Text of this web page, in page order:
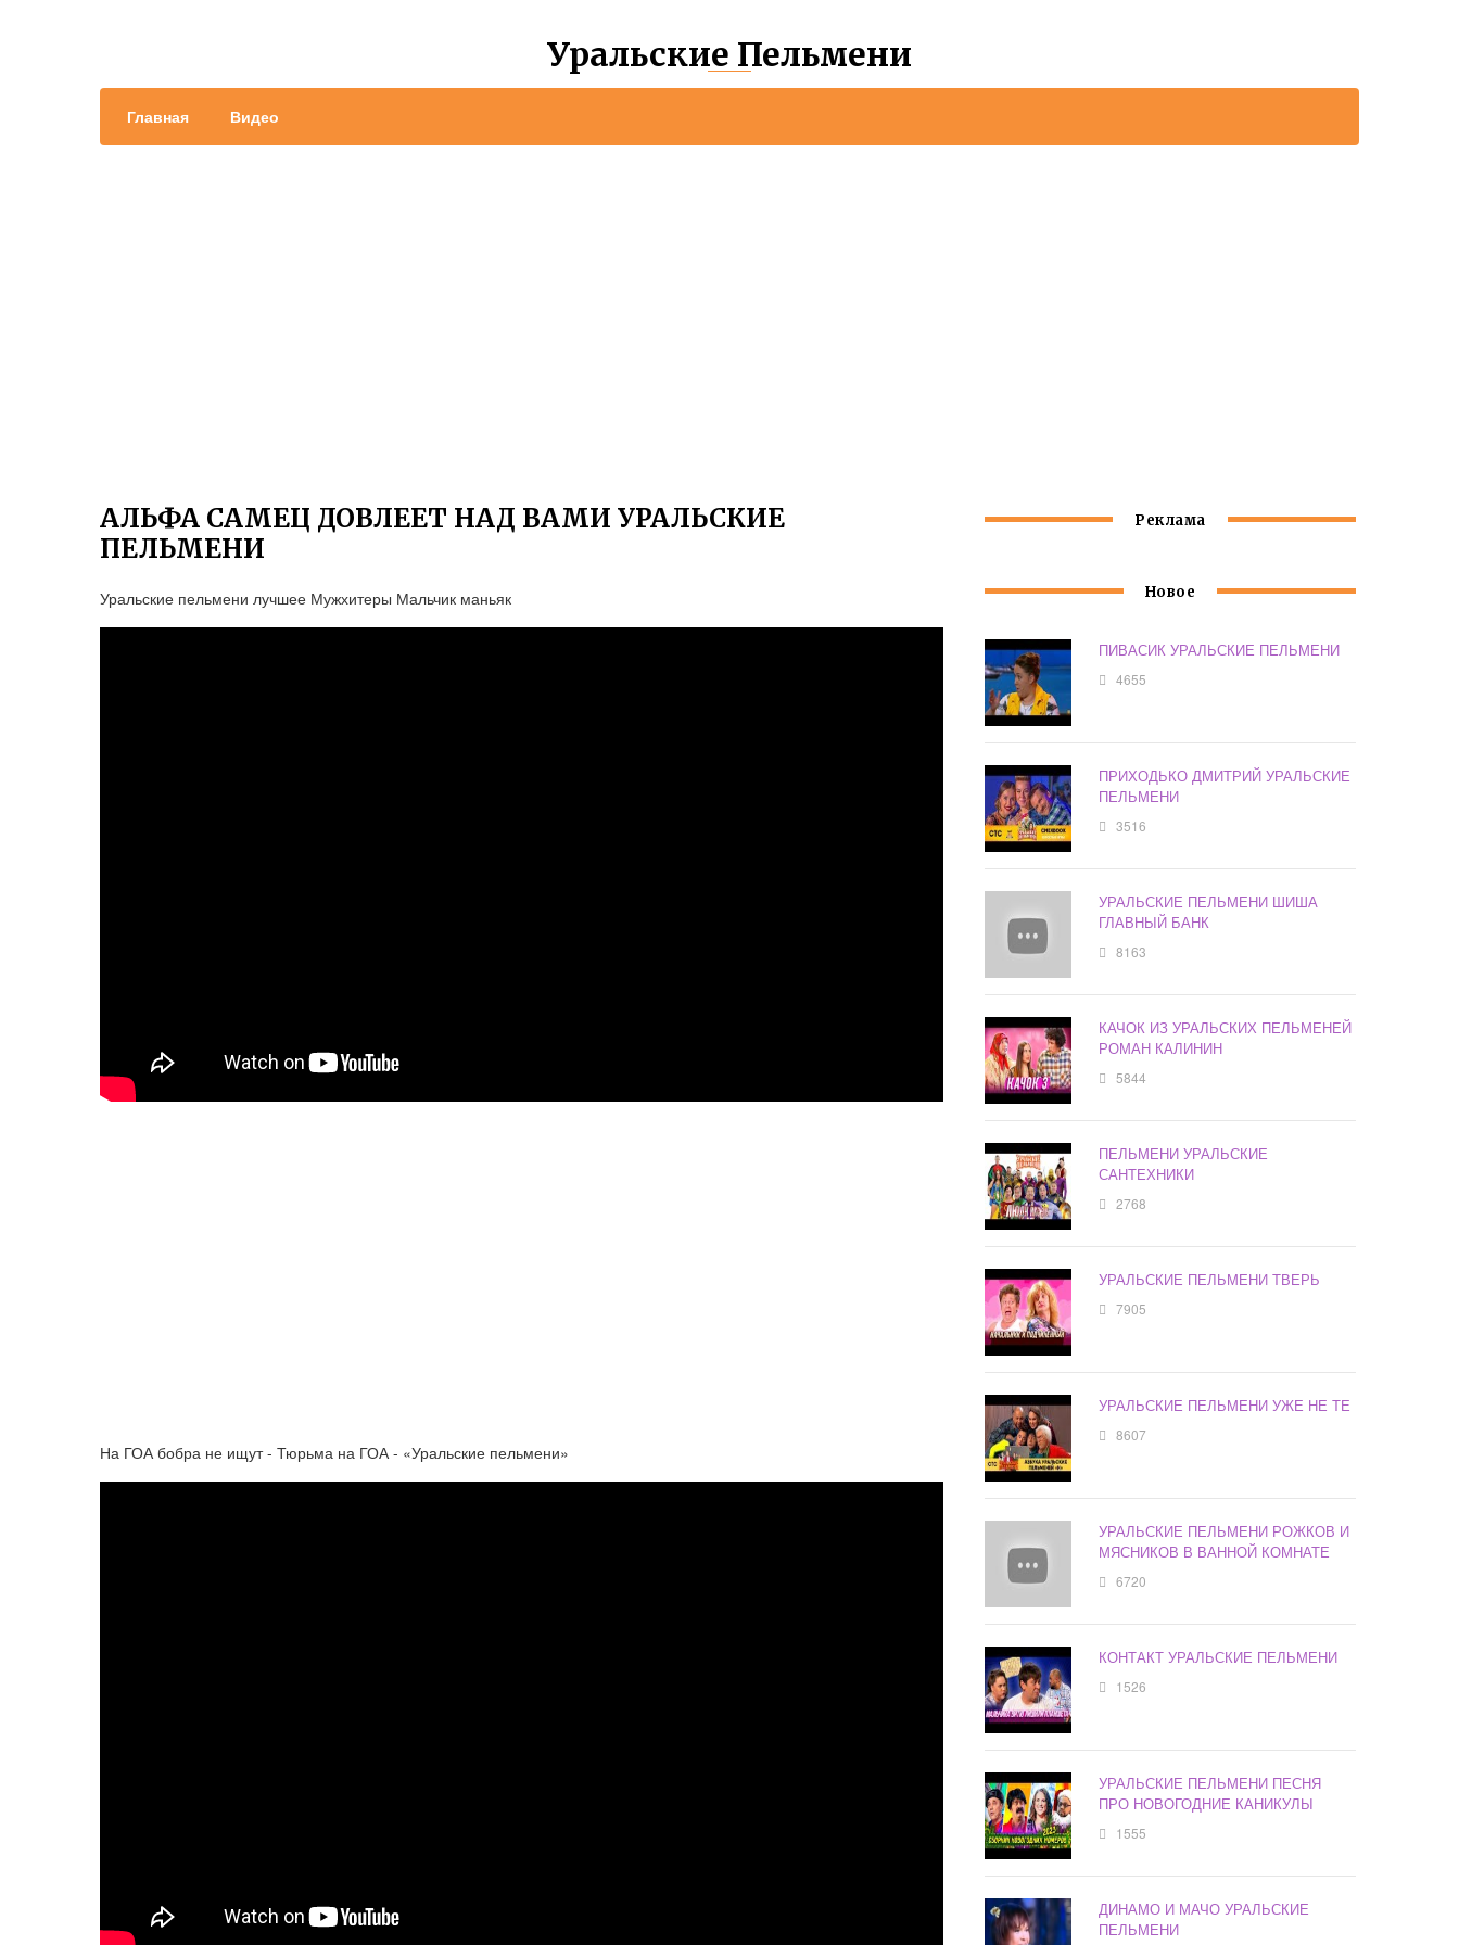
Уральские Пельмени
Главная Видео
АЛЬФА САМЕЦ ДОВЛЕЕТ НАД ВАМИ УРАЛЬСКИЕ
ПЕЛЬМЕНИ
Уральские пельмени лучшее Мужхитеры Мальчик маньяк
На ГОА бобра не ищут - Тюрьма на ГОА - «Уральские пельмени»
Реклама
Новое
ПИВАСИК УРАЛЬСКИЕ ПЕЛЬМЕНИ
4655
ПРИХОДЬКО ДМИТРИЙ УРАЛЬСКИЕ
ПЕЛЬМЕНИ
3516
УРАЛЬСКИЕ ПЕЛЬМЕНИ ШИША
ГЛАВНЫЙ БАНК
8163
КАЧОК ИЗ УРАЛЬСКИХ ПЕЛЬМЕНЕЙ
РОМАН КАЛИНИН
5844
ПЕЛЬМЕНИ УРАЛЬСКИЕ
САНТЕХНИКИ
2768
УРАЛЬСКИЕ ПЕЛЬМЕНИ ТВЕРЬ
7905
УРАЛЬСКИЕ ПЕЛЬМЕНИ УЖЕ НЕ ТЕ
8607
УРАЛЬСКИЕ ПЕЛЬМЕНИ РОЖКОВ И
МЯСНИКОВ В ВАННОЙ КОМНАТЕ
6720
КОНТАКТ УРАЛЬСКИЕ ПЕЛЬМЕНИ
1526
УРАЛЬСКИЕ ПЕЛЬМЕНИ ПЕСНЯ
ПРО НОВОГОДНИЕ КАНИКУЛЫ
1555
ДИНАМО И МАЧО УРАЛЬСКИЕ
ПЕЛЬМЕНИ